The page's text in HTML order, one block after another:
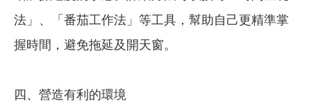
法」、「番茄工作法」等工具，幫助自己更精準掌
握時間，避免拖延及開天窗。
四、營造有利的環境